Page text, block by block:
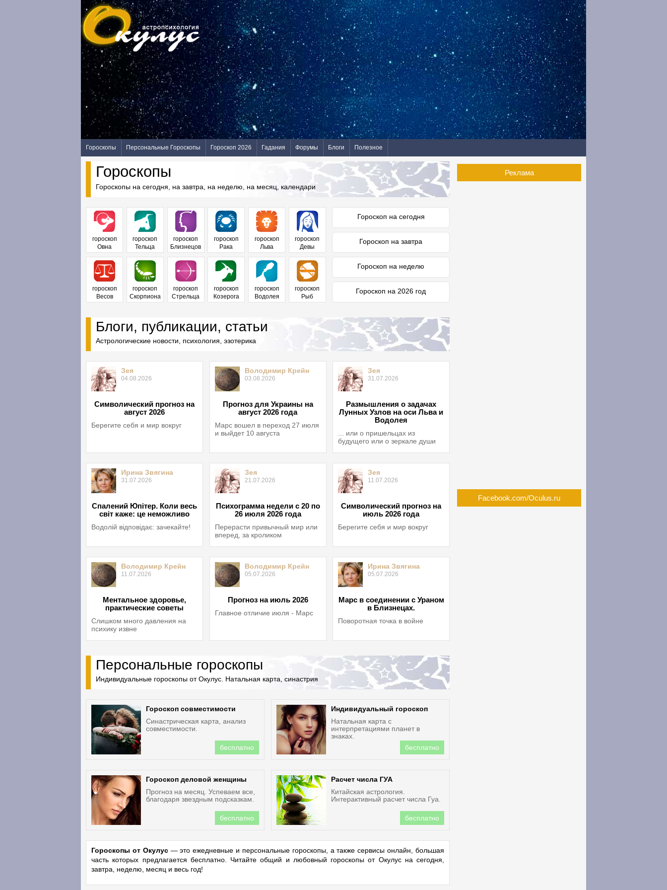
Гороскопы Персональные Гороскопы Гороскоп 2026 Гадания Форумы Блоги Полезное
Гороскопы
Гороскопы на сегодня, на завтра, на неделю, на месяц, календари
гороскоп
Овна
гороскоп
Тельца
гороскоп
Близнецов
гороскоп
Рака
гороскоп
Льва
гороскоп
Девы
гороскоп
Весов
гороскоп
Скорпиона
гороскоп
Стрельца
гороскоп
Козерога
гороскоп
Водолея
гороскоп
Рыб
Гороскоп на сегодня
Гороскоп на завтра
Гороскоп на неделю
Гороскоп на 2026 год
Блоги, публикации, статьи
Астрологические новости, психология, эзотерика
Зея
04.08.2026
Символический прогноз на
август 2026
Берегите себя и мир вокруг
Володимир Крейн
03.08.2026
Прогноз для Украины на
август 2026 года
Марс вошел в переход 27 июля
и выйдет 10 августа
Зея
31.07.2026
Размышления о задачах
Лунных Узлов на оси Льва и
Водолея
... или о пришельцах из
будущего или о зеркале души
Ирина Звягина
31.07.2026
Спалений Юпітер. Коли весь
світ каже: це неможливо
Водолій відповідає: зачекайте!
Зея
21.07.2026
Психограмма недели с 20 по
26 июля 2026 года
Перерасти привычный мир или
вперед, за кроликом
Зея
11.07.2026
Символический прогноз на
июль 2026 года
Берегите себя и мир вокруг
Володимир Крейн
11.07.2026
Ментальное здоровье,
практические советы
Слишком много давления на
психику извне
Володимир Крейн
05.07.2026
Прогноз на июль 2026
Главное отличие июля - Марс
Ирина Звягина
05.07.2026
Марс в соединении с Ураном
в Близнецах.
Поворотная точка в войне
Персональные гороскопы
Индивидуальные гороскопы от Окулус. Натальная карта, синастрия
Гороскоп совместимости
Синастрическая карта, анализ
совместимости.
бесплатно
Индивидуальный гороскоп
Натальная карта с
интерпретациями планет в
знаках.
бесплатно
Гороскоп деловой женщины
Прогноз на месяц. Успеваем все,
благодаря звездным подсказкам.
бесплатно
Расчет числа ГУА
Китайская астрология.
Интерактивный расчет числа Гуа.
бесплатно
Гороскопы от Окулус— это ежедневные и персональные гороскопы, а также сервисы онлайн, большая
часть которых предлагается бесплатно. Читайте общий и любовный гороскопы от Окулус на сегодня,
завтра, неделю, месяц и весь год!
Реклама
Facebook.com/Oculus.ru